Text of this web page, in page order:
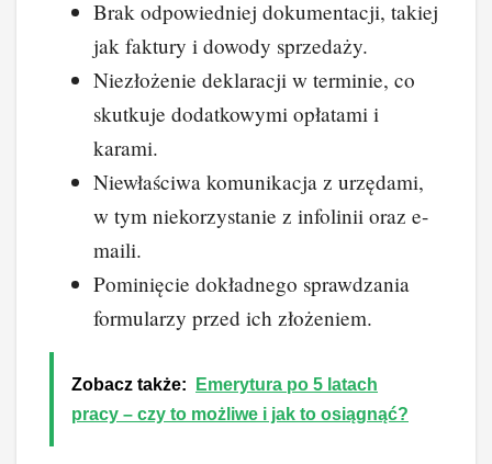
Brak odpowiedniej dokumentacji, takiej
jak faktury i dowody sprzedaży.
Niezłożenie deklaracji w terminie, co
skutkuje dodatkowymi opłatami i
karami.
Niewłaściwa komunikacja z urzędami,
w tym niekorzystanie z infolinii oraz e-
maili.
Pominięcie dokładnego sprawdzania
formularzy przed ich złożeniem.
Zobacz także:
Emerytura po 5 latach
pracy – czy to możliwe i jak to osiągnąć?